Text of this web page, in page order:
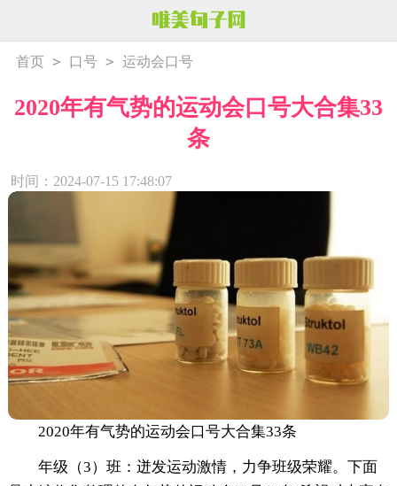
首页 > 口号 > 运动会口号
2020年有气势的运动会口号大合集33
条
时间：2024-07-15 17:48:07
2020年有气势的运动会口号大合集33条
年级（3）班：迸发运动激情，力争班级荣耀。下面